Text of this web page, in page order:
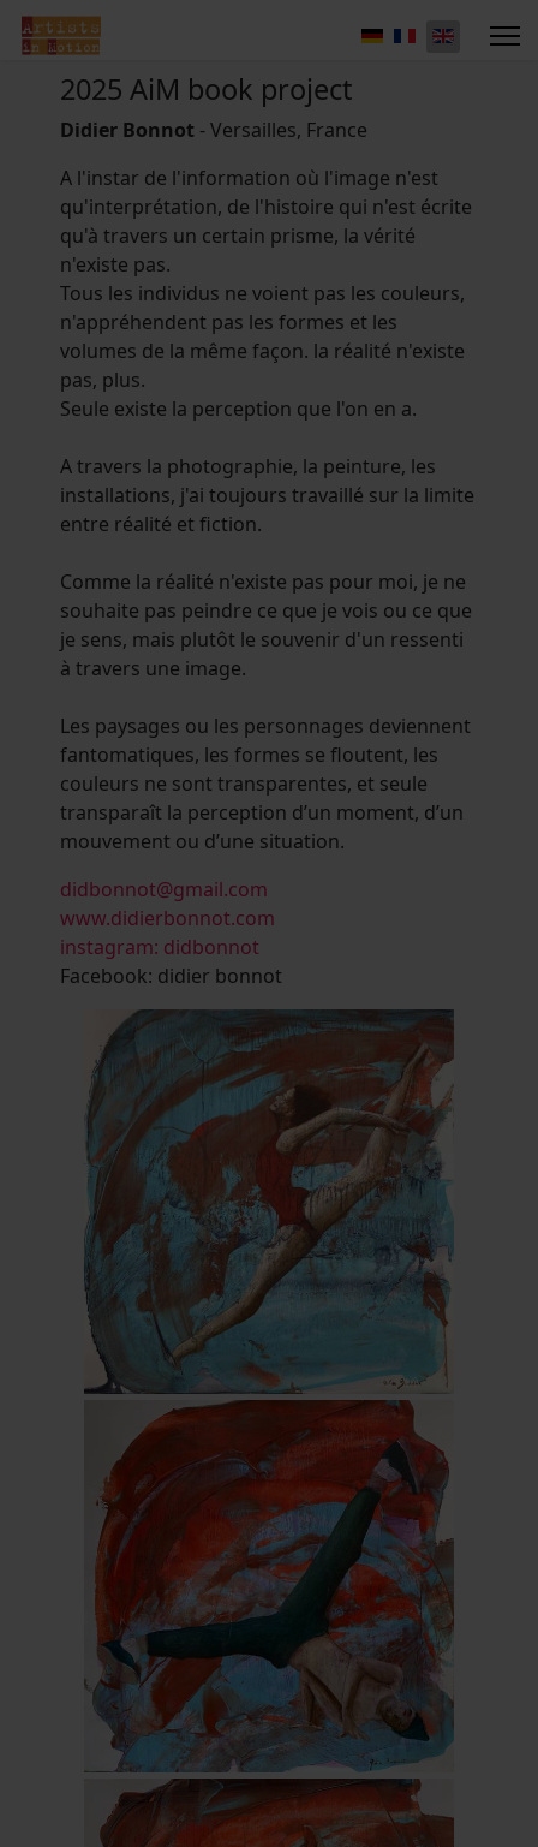
2025 AiM book project
Didier Bonnot - Versailles, France
A l'instar de l'information où l'image n'est
qu'interprétation, de l'histoire qui n'est écrite
qu'à travers un certain prisme, la vérité
n'existe pas.
Tous les individus ne voient pas les couleurs,
n'appréhendent pas les formes et les
volumes de la même façon. la réalité n'existe
pas, plus.
Seule existe la perception que l'on en a.
A travers la photographie, la peinture, les
installations, j'ai toujours travaillé sur la limite
entre réalité et fiction.
Comme la réalité n'existe pas pour moi, je ne
souhaite pas peindre ce que je vois ou ce que
je sens, mais plutôt le souvenir d'un ressenti
à travers une image.
Les paysages ou les personnages deviennent
fantomatiques, les formes se floutent, les
couleurs ne sont transparentes, et seule
transparaît la perception d’un moment, d’un
mouvement ou d’une situation.
didbonnot@gmail.com
www.didierbonnot.com
instagram: didbonnot
Facebook: didier bonnot